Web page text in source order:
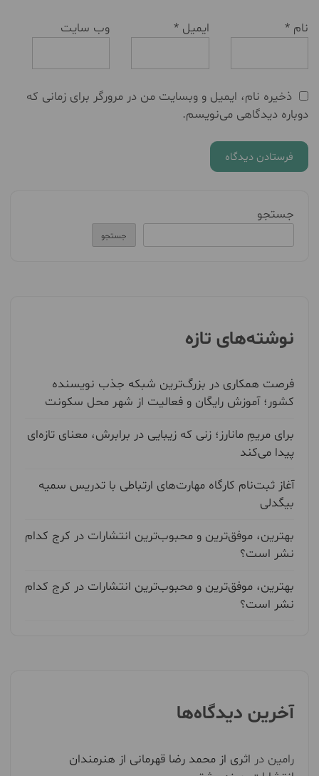
نام * ایمیل* وب‌ سایت
ذخیره نام، ایمیل و وبسایت من در مرورگر برای زمانی که
دوباره دیدگاهی می‌نویسم.
جستجو
جستجو
نوشته‌های تازه
فرصت همکاری در بزرگ‌ترین شبکه جذب نویسنده
کشور؛ آموزش رایگان و فعالیت از شهر محل سکونت
برای مریمِ مانارز؛ زنی که زیبایی در برابرش، معنای تازه‌ای
پیدا می‌کند
آغاز ثبت‌نام کارگاه مهارت‌های ارتباطی با تدریس سمیه
بیگدلی
بهترین، موفق‌ترین و محبوب‌ترین انتشارات در کرج کدام
نشر است؟
بهترین، موفق‌ترین و محبوب‌ترین انتشارات در کرج کدام
نشر است؟
آخرین دیدگاه‌ها
رامین در اثری از محمد رضا قهرمانی از هنرمندان